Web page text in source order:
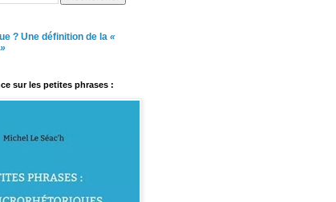
? Une définition de la «
sur les petites phrases :